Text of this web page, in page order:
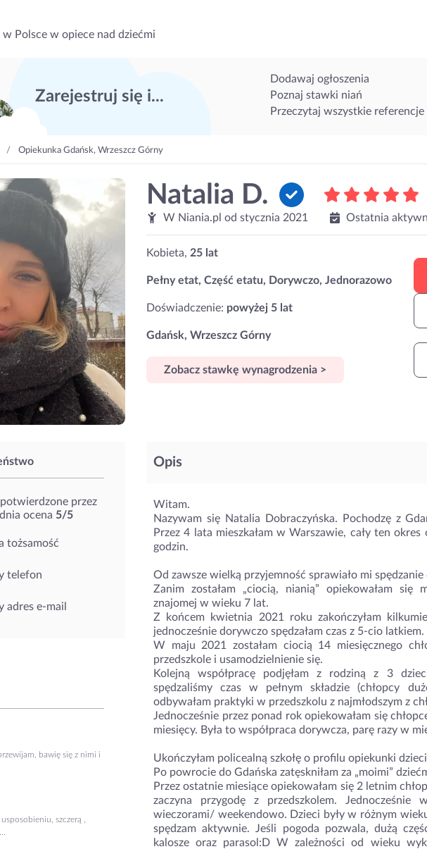
w Polsce w opiece nad dziećmi
Zarejestruj się i...
Dodawaj ogłoszenia
Poznaj stawki niań
Przeczytaj wszystkie referencje
Opiekunka Gdańsk, Wrzeszcz Górny
Natalia D.
W Niania.pl od stycznia 2021 Ostatnia
Kobieta, 25 lat
Pełny etat, Część etatu, Dorywczo, Jednorazowo
Doświadczenie: powyżej 5 lat
Gdańsk, Wrzeszcz Górny
Zobacz stawkę wynagrodzenia >
potwierdzone przez
ocena 5/5
tożsamość
telefon
adres e-mail
bawię się z nimi i
szczerą ,
Opis
Witam.
Nazywam się Natalia Dobraczyńska. Pochodzę z
Przez 4 lata mieszkałam w Warszawie, cały ten
godzin.
Od zawsze wielką przyjemność sprawiało mi spędzanie
Zanim zostałam „ciocią, nianią” opiekowałam się
znajomej w wieku 7 lat.
Z końcem kwietnia 2021 roku zakończyłam
jednocześnie dorywczo spędzałam czas z 5-cio latkiem.
W maju 2021 zostałam ciocią 14 miesięcznego
przedszkole i usamodzielnienie się.
Kolejną współpracę podjęłam z rodziną z 3
spędzaliśmy czas w pełnym składzie (chłopcy
odbywałam praktyki w przedszkolu z najmłodszym z
Jednocześnie przez ponad rok opiekowałam się
miesięcy. Była to współpraca dorywcza, parę razy w
Ukończyłam policealną szkołę o profilu opiekunki
Po powrocie do Gdańska zatęskniłam za „moimi”
Przez ostatnie miesiące opiekowałam się 2 letnim
zaczyna przygodę z przedszkolem. Jednocześnie
wieczorami/ weekendowo. Dzieci były w różnym
spędzam aktywnie. Jeśli pogoda pozwala, dużą
kalosze oraz parasol:D W zależności od wieku